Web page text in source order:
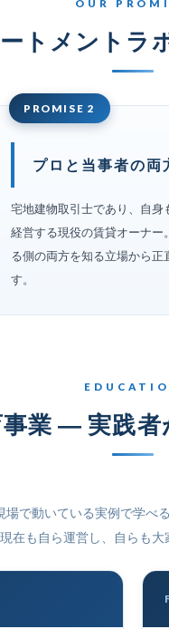
OUR
トメントラ
PROMISE 2
プロと当事者の両
宅地建物取引士であり、自身
経営する現役の賃貸オーナー
る側の両方を知る立場から正
す。
業 ― 実践
で動いている実例で学べ
在も自ら運営し、自らも